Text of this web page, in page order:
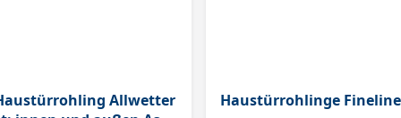
Haustürrohling Allwetter
Haustürrohlinge